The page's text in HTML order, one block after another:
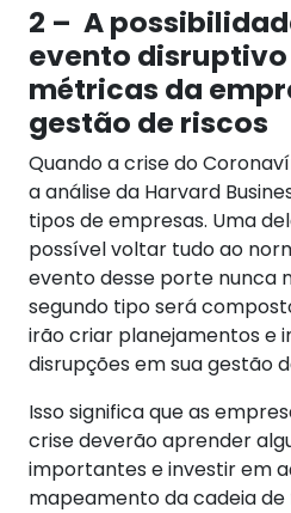
2 – A
evento
métricas da
gestão de riscos
Quando a crise do
a análise da Harvard
tipos de empresas. Uma
possível voltar tudo ao
evento desse porte nunca
segundo tipo será
irão criar planejamentos e
disrupções em sua gestão
Isso significa que as
crise deverão aprender
importantes e investir em
mapeamento da cadeia